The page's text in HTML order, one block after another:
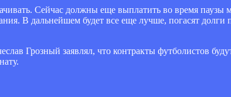
Сейчас должны еще выплатить во время паузы
В дальнейшем будет все еще лучше, погасят долги
Грозный заявлял, что контракты футболистов